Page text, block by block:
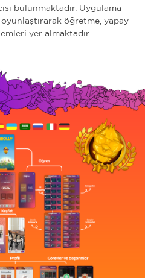
bulunmaktadır. Uygulama
öğretme, yapay
yer almaktadır